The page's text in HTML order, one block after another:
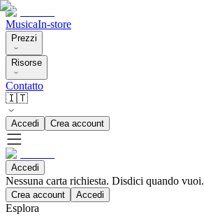
MusicaIn-store
Prezzi
Risorse
Contatto
🇮🇹
Accedi Crea account
Accedi
Nessuna carta richiesta. Disdici quando vuoi.
Crea account Accedi
Esplora